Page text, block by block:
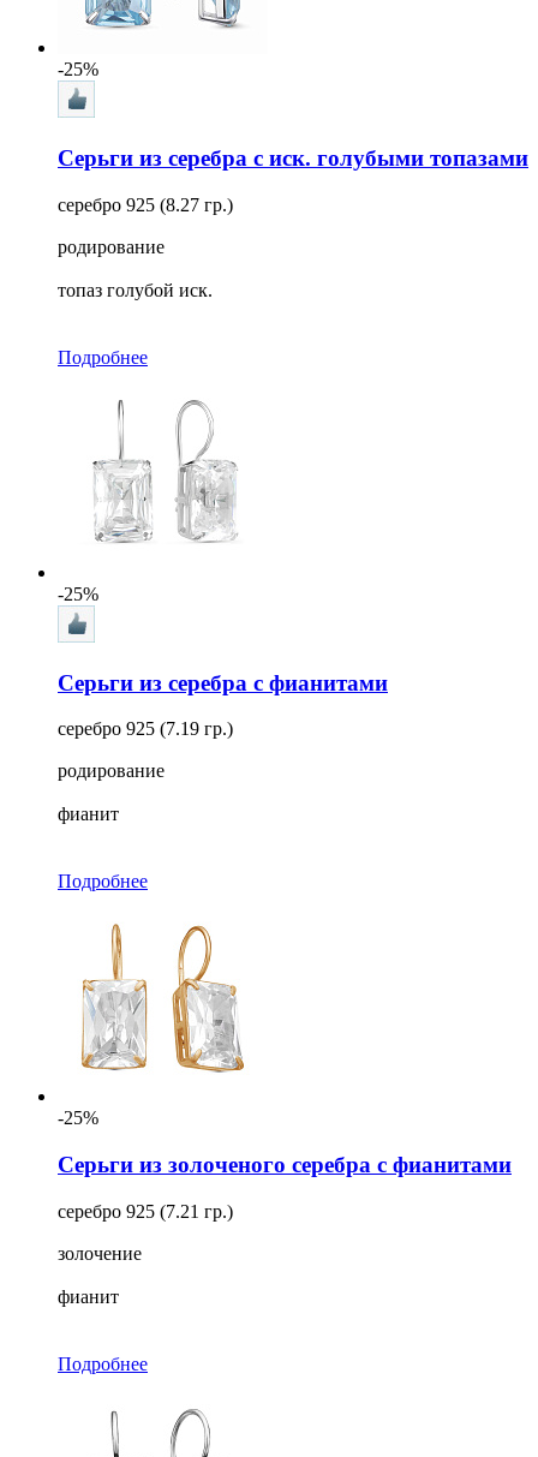
-25%
Серьги из серебра с иск. голубыми топазами
серебро 925 (8.27 гр.)
родирование
топаз голубой иск.
Подробнее
-25%
Серьги из серебра с фианитами
серебро 925 (7.19 гр.)
родирование
фианит
Подробнее
-25%
Серьги из золоченого серебра с фианитами
серебро 925 (7.21 гр.)
золочение
фианит
Подробнее